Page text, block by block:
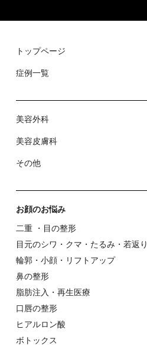
トップページ
症例⼀覧
美容外科
美容⽪膚科
その他
お顔のお悩み
⼆重 ・⽬の整形
⽬元のシワ・クマ・たるみ・若返り
輪郭・⼩顔・リフトアップ
⿐の整形
脂肪注入・再生医療
⼝唇の整形
ヒアルロン酸
ボトックス